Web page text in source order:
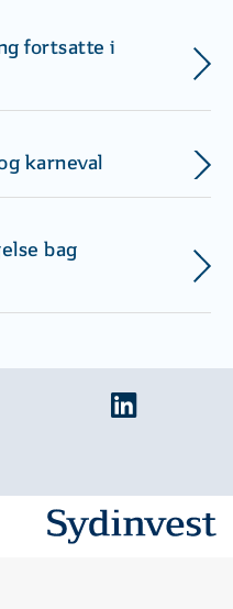
fortsatte i
karneval
bag